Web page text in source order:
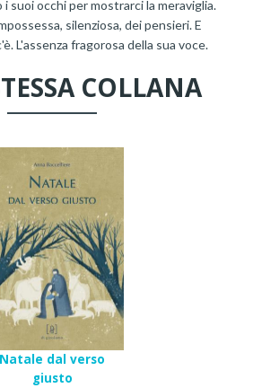
suoi occhi per mostrarci la meraviglia.
silenziosa, dei pensieri. E
L'assenza fragorosa della sua voce.
COLLANA
Natale dal verso
giusto